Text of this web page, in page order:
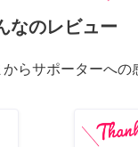
なのレビュー
らサポーターへの